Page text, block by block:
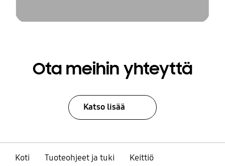
Ota meihin yhteyttä
Katso lisää
Koti Tuoteohjeet ja tuki
Keittiö